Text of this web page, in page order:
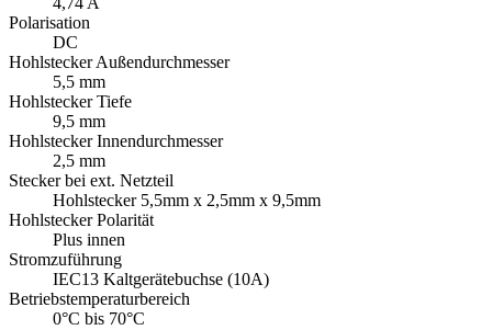
Polarisation
DC
Hohlstecker Außendurchmesser
5,5 mm
Hohlstecker Tiefe
9,5 mm
Hohlstecker Innendurchmesser
2,5 mm
Stecker bei ext. Netzteil
Hohlstecker 5,5mm x 2,5mm x 9,5mm
Hohlstecker Polarität
Plus innen
Stromzuführung
IEC13 Kaltgerätebuchse (10A)
Betriebstemperaturbereich
0°C bis 70°C